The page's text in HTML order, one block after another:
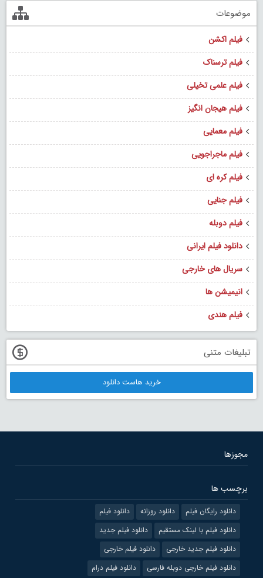
موضوعات
فیلم اکشن
فیلم ترسناک
فیلم علمی تخیلی
فیلم هیجان انگیز
فیلم معمایی
فیلم ماجراجویی
فیلم کره ای
فیلم جنایی
فیلم دوبله
دانلود فیلم ایرانی
سریال های خارجی
انیمیشن ها
فیلم هندی
تبلیغات متنی
خرید هاست دانلود
مجوزها
برچسب ها
دانلود رایگان فیلم دانلود روزانه
دانلود فیلم
دانلود فیلم با لینک مستقیم
دانلود فیلم جدید
دانلود فیلم جدید خارجی
دانلود فیلم خارجی
دانلود فیلم خارجی دوبله فارسی
دانلود فیلم درام